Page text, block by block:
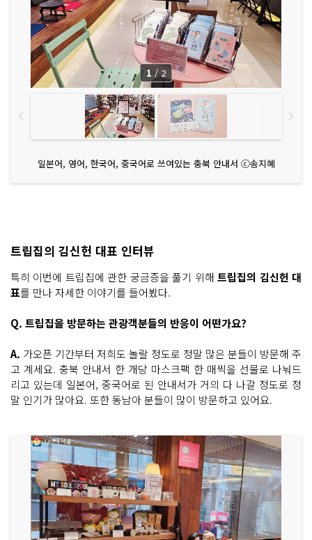
일본어, 영어, 한국어, 중국어로 쓰여있는 충북 안내서 ⓒ송지혜
1 / 2
트립집의 김신헌 대표 인터뷰
특히 이번에 트립집에 관한 궁금증을 풀기 위해트립집의 김신헌 대
표를 만나 자세한 이야기를 들어봤다.
Q. 트립집을 방문하는 관광객분들의 반응이 어떤가요?
A. 가오픈 기간부터 저희도 놀랄 정도로 정말 많은 분들이 방문해 주
고 계세요. 충북 안내서 한 개당 마스크팩 한 매씩을 선물로 나눠드
리고 있는데 일본어, 중국어로 된 안내서가 거의 다 나갈 정도로 정
말 인기가 많아요. 또한 동남아 분들이 많이 방문하고 있어요.